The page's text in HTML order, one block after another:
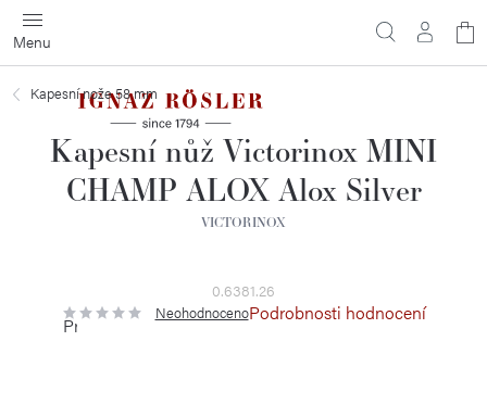
Přejít
na
obsah
Kapesní nože 58 mm
Kapesní nůž Victorinox MINI
CHAMP ALOX Alox Silver
VICTORINOX
0.6381.26
Průměrné
hodnocení
NeohodnocenoPodrobnosti hodnocení